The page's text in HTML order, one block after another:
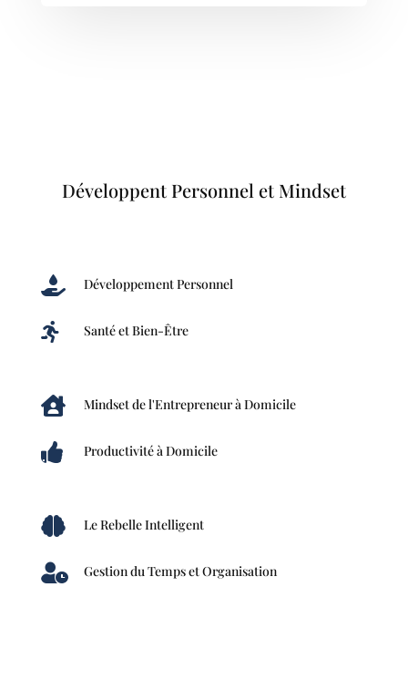
Développent Personnel et Mindset
 Développement Personnel
 Santé et Bien-Être
 Mindset de l'Entrepreneur à Domicile
 Productivité à Domicile
 Le Rebelle Intelligent
 Gestion du Temps et Organisation